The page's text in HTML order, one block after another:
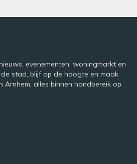
evenementen, woningmarkt en
stad, blijf op de hoogte en maak
Arnhem, alles binnen handbereik op